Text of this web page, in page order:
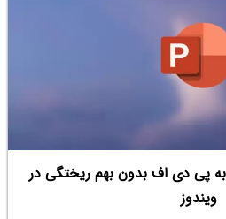
پی دی اف بدون بهم ریختگی در
ویندوز